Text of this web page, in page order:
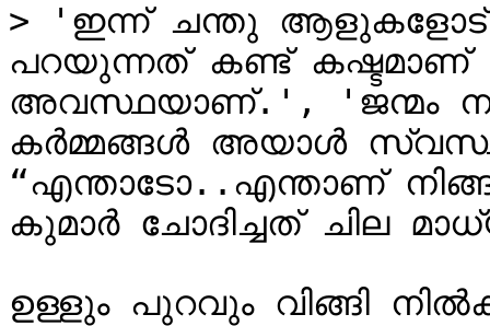
> 'ഇന്ന് ചന്തു ആളുകളോട്
പറയുന്നത് കണ്ട് കഷ്ടമാണ്
അവസ്ഥയാണ്.', 'ജന്മം
കർമ്മങ്ങൾ അയാൾ
“എന്താടോ..എന്താണ്
കുമാർ ചോദിച്ചത് ചില
ഉള്ളും പുറവും വിങ്ങി